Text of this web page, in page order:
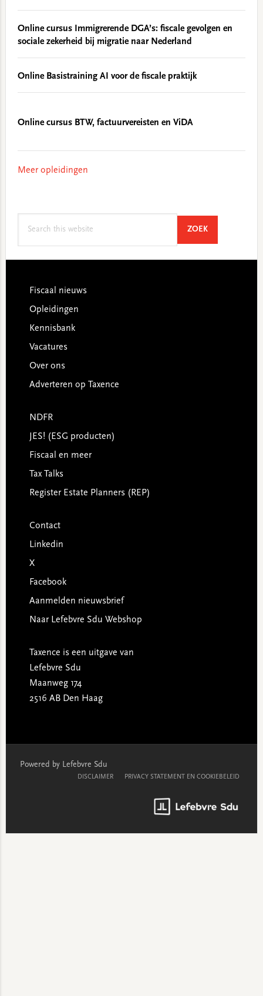
Online cursus Immigrerende DGA’s: fiscale gevolgen en
sociale zekerheid bij migratie naar Nederland
Online Basistraining AI voor de fiscale praktijk
Online cursus BTW, factuurvereisten en ViDA
Meer opleidingen
ZOEKSEARCH
Footer
Fiscaal nieuws
Opleidingen
Kennisbank
Vacatures
Over ons
Adverteren op Taxence
NDFR
JES! (ESG producten)
Fiscaal en meer
Tax Talks
Register Estate Planners (REP)
Contact
Linkedin
X
Facebook
Aanmelden nieuwsbrief
Naar Lefebvre Sdu Webshop
Taxence is een uitgave van
Lefebvre Sdu
Maanweg 174
2516 AB Den Haag
Powered by Lefebvre Sdu
DISCLAIMER PRIVACY STATEMENT EN COOKIEBELEID